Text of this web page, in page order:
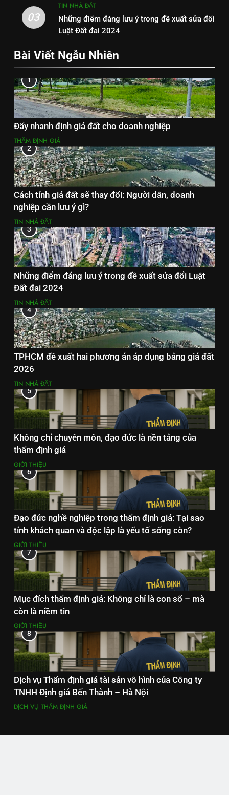
03
TIN NHÀ ĐẤT
Những điểm đáng lưu ý trong đề xuất sửa đổi
Luật Đất đai 2024
Bài Viết Ngẫu Nhiên
1
Đẩy nhanh định giá đất cho doanh nghiệp
THẨM ĐỊNH GIÁ
2
Cách tính giá đất sẽ thay đổi: Người dân, doanh
nghiệp cần lưu ý gì?
TIN NHÀ ĐẤT
3
Những điểm đáng lưu ý trong đề xuất sửa đổi Luật
Đất đai 2024
TIN NHÀ ĐẤT
4
TPHCM đề xuất hai phương án áp dụng bảng giá đất
2026
TIN NHÀ ĐẤT
5
Không chỉ chuyên môn, đạo đức là nền tảng của
thẩm định giá
GIỚI THIỆU
6
Đạo đức nghề nghiệp trong thẩm định giá: Tại sao
tính khách quan và độc lập là yếu tố sống còn?
GIỚI THIỆU
7
Mục đích thẩm định giá: Không chỉ là con số – mà
còn là niềm tin
GIỚI THIỆU
8
Dịch vụ Thẩm định giá tài sản vô hình của Công ty
TNHH Định giá Bến Thành – Hà Nội
DỊCH VỤ THẨM ĐỊNH GIÁ